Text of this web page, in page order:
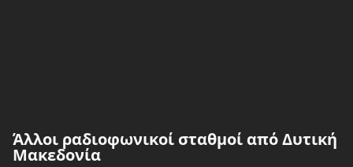
Άλλοι ραδιοφωνικοί σταθμοί από Δυτική
Μακεδονία